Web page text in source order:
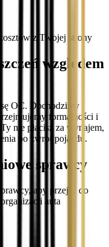
z Twojej strony
względem
OC. Dochodzimy
formalności i
nie płacisz za wynajem,
po zwrot pojazdu.
sprawcy
aby przejść do
auta